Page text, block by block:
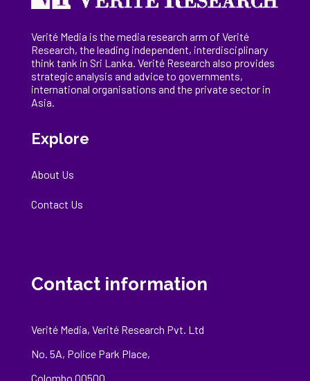
Verité Media is the media research arm of Verité
Research, theleading independent, interdisciplinary
think tank in Sri Lanka. Verité Research also provides
strategic analysis and advice to governments,
international organisations and the private sector in
Asia.
Explore
About Us
Contact Us
Contact information
Verité Media, Verité Research Pvt. Ltd
No. 5A, Police Park Place,
Colombo 00500